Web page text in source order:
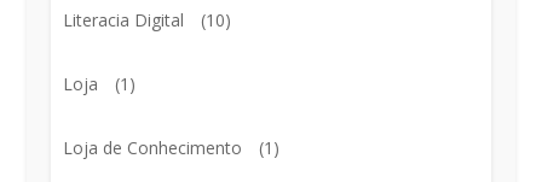
Literacia Digital (10)
Loja (1)
Loja de Conhecimento (1)